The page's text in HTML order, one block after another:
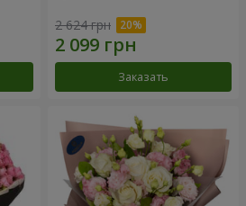
2 624 грн
Заказать